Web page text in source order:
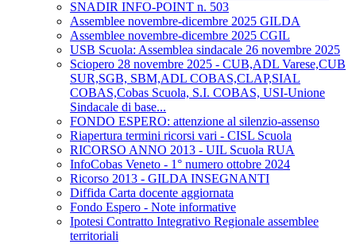
SNADIR INFO-POINT n. 503
Assemblee novembre-dicembre 2025 GILDA
Assemblee novembre-dicembre 2025 CGIL
USB Scuola: Assemblea sindacale 26 novembre 2025
Sciopero 28 novembre 2025 - CUB,ADL Varese,CUB
SUR,SGB, SBM,ADL COBAS,CLAP,SIAL
COBAS,Cobas Scuola, S.I. COBAS, USI-Unione
Sindacale di base...
FONDO ESPERO: attenzione al silenzio-assenso
Riapertura termini ricorsi vari - CISL Scuola
RICORSO ANNO 2013 - UIL Scuola RUA
InfoCobas Veneto - 1° numero ottobre 2024
Ricorso 2013 - GILDA INSEGNANTI
Diffida Carta docente aggiornata
Fondo Espero - Note informative
Ipotesi Contratto Integrativo Regionale assemblee
territoriali